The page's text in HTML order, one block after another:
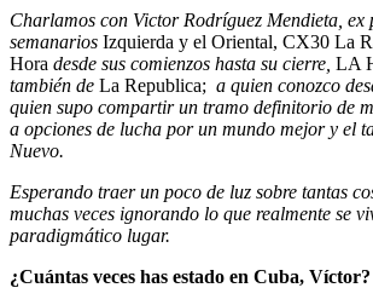
Charlamos con Victor Rodríguez Mendieta, ex
semanarios Izquierda y el Oriental, CX30 La
Hora desde sus comienzos hasta su cierre, LA
también de La Republica; a quien conozco
quien supo compartir un tramo definitorio de
a opciones de lucha por un mundo mejor y el
Nuevo.
Esperando traer un poco de luz sobre tantas
muchas veces ignorando lo que realmente se
paradigmático lugar.
¿Cuántas veces has estado en Cuba, Víctor?